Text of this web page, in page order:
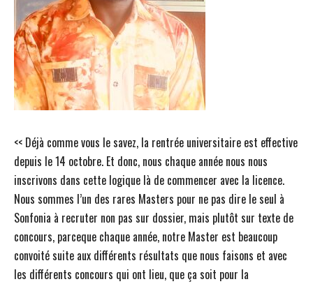
<< Déjà comme vous le savez, la rentrée universitaire est effective
depuis le 14 octobre. Et donc, nous chaque année nous nous
inscrivons dans cette logique là de commencer avec la licence.
Nous sommes l’un des rares Masters pour ne pas dire le seul à
Sonfonia à recruter non pas sur dossier, mais plutôt sur texte de
concours, parceque chaque année, notre Master est beaucoup
convoité suite aux différents résultats que nous faisons et avec
les différents concours qui ont lieu, que ça soit pour la